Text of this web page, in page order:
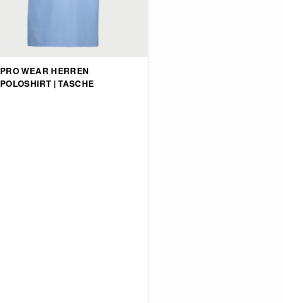
PRO WEAR HERREN
POLOSHIRT | TASCHE